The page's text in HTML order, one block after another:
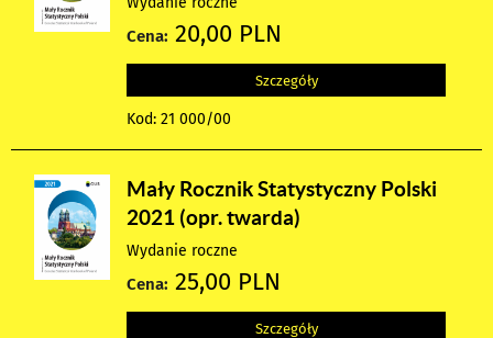
Cena: 20,00 PLN
Szczegóły
Kod: 21 000/00
Mały Rocznik Statystyczny Polski
2021 (opr. twarda)
Wydanie roczne
Cena: 25,00 PLN
Szczegóły